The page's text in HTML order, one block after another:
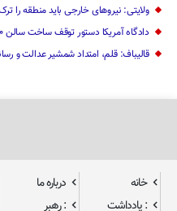
ولایتی: نیرو‌های خارجی باید منطقه را
دادگاه آمریکا دستور توقف ساخت سالن ۴۰۰ میلیون دلاری ترامپ را صادر کرد
قالیباف: قلم، امتداد شمشیر عدالت و
خانه درباره ما
: یادداشت
: رهبر